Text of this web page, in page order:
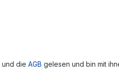
und die AGB gelesen und bin mit